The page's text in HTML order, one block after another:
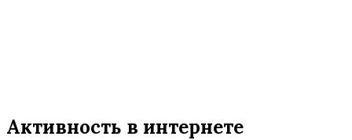
Активность в интернете